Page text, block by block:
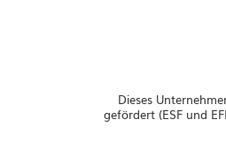
Dieses
gefördert (ESF und